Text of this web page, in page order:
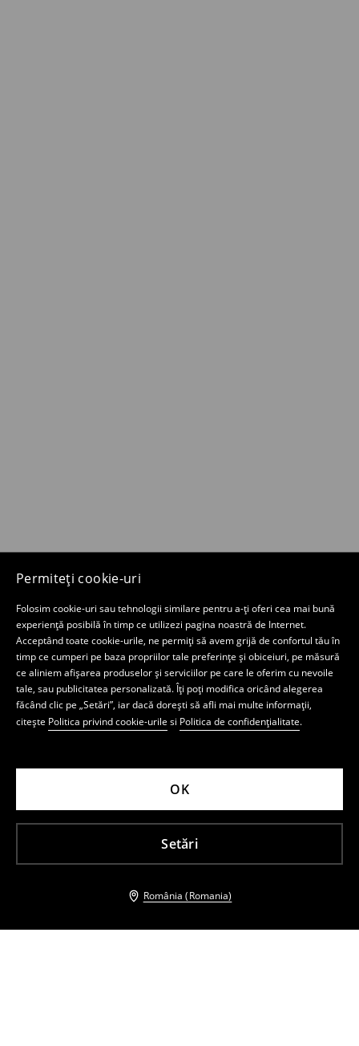
Permiteți cookie-uri
Folosim cookie-uri sau tehnologii similare pentru a-ți oferi cea mai bună
experiență posibilă în timp ce utilizezi pagina noastră de Internet.
Acceptând toate cookie-urile, ne permiți să avem grijă de confortul tău în
timp ce cumperi pe baza propriilor tale preferințe și obiceiuri, pe măsură
ce aliniem afișarea produselor și serviciilor pe care le oferim cu nevoile
tale, sau publicitatea personalizată. Îți poți modifica oricând alegerea
făcând clic pe „Setări”, iar dacă dorești să afli mai multe informații,
citește Politica privind cookie-urile si Politica de confidențialitate.
Setări
OK
România (Romania)